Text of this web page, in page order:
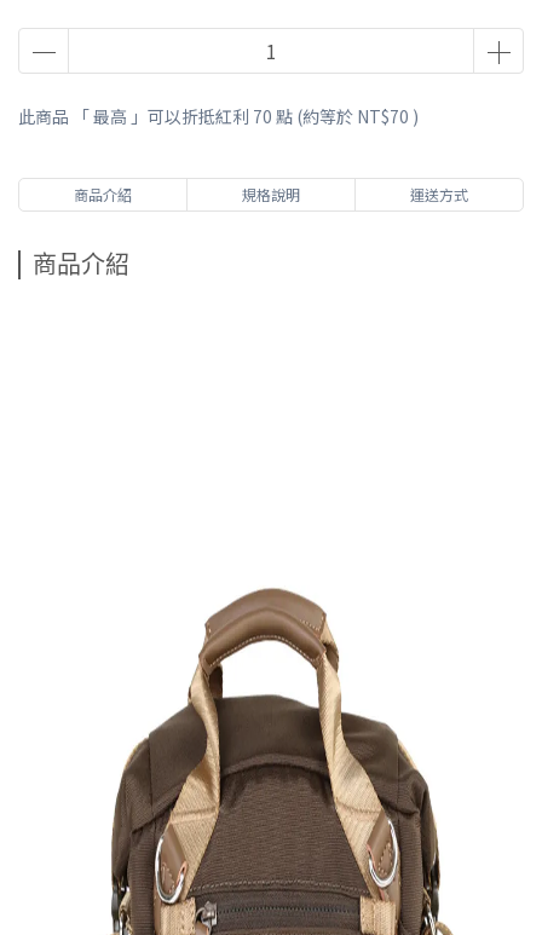
此商品 「 最高 」可以折抵紅利 70 點 (約等於 NT$70 )
商品介紹 規格說明 運送方式
商品介紹